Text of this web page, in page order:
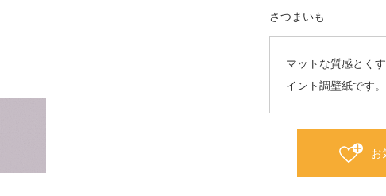
さつまいも
マットな質感とく
イント調壁紙です。
お